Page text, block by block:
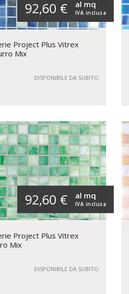
92,60 € IVA inclusa
al mq
Project Plus Vitrex
Mix
DISPONIBILE DA SUBITO
92,60 € IVA inclusa
al mq
Project Plus Vitrex
Mix
DISPONIBILE DA SUBITO